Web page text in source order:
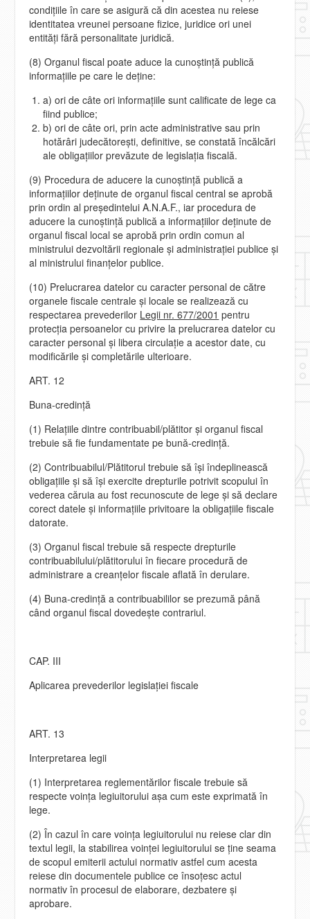
condiţiile în care se asigură că din acestea nu reiese
identitatea vreunei persoane fizice, juridice ori unei
entităţi fără personalitate juridică.
(8) Organul fiscal poate aduce la cunoştinţă publică
informaţiile pe care le deţine:
a) ori de câte ori informaţiile sunt calificate de lege ca
fiind publice;
b) ori de câte ori, prin acte administrative sau prin
hotărâri judecătoreşti, definitive, se constată încălcări
ale obligaţiilor prevăzute de legislaţia fiscală.
(9) Procedura de aducere la cunoştinţă publică a
informaţiilor deţinute de organul fiscal central se aprobă
prin ordin al preşedintelui A.N.A.F., iar procedura de
aducere la cunoştinţă publică a informaţiilor deţinute de
organul fiscal local se aprobă prin ordin comun al
ministrului dezvoltării regionale şi administraţiei publice şi
al ministrului finanţelor publice.
(10) Prelucrarea datelor cu caracter personal de către
organele fiscale centrale şi locale se realizează cu
respectarea prevederilor Legii nr. 677/2001 pentru
protecţia persoanelor cu privire la prelucrarea datelor cu
caracter personal şi libera circulaţie a acestor date, cu
modificările şi completările ulterioare.
ART. 12
Buna-credinţă
(1) Relaţiile dintre contribuabil/plătitor şi organul fiscal
trebuie să fie fundamentate pe bună-credinţă.
(2) Contribuabilul/Plătitorul trebuie să îşi îndeplinească
obligaţiile şi să îşi exercite drepturile potrivit scopului în
vederea căruia au fost recunoscute de lege şi să declare
corect datele şi informaţiile privitoare la obligaţiile fiscale
datorate.
(3) Organul fiscal trebuie să respecte drepturile
contribuabilului/plătitorului în fiecare procedură de
administrare a creanţelor fiscale aflată în derulare.
(4) Buna-credinţă a contribuabililor se prezumă până
când organul fiscal dovedeşte contrariul.
CAP. III
Aplicarea prevederilor legislaţiei fiscale
ART. 13
Interpretarea legii
(1) Interpretarea reglementărilor fiscale trebuie să
respecte voinţa legiuitorului aşa cum este exprimată în
lege.
(2) În cazul în care voinţa legiuitorului nu reiese clar din
textul legii, la stabilirea voinţei legiuitorului se ţine seama
de scopul emiterii actului normativ astfel cum acesta
reiese din documentele publice ce însoţesc actul
normativ în procesul de elaborare, dezbatere şi
aprobare.